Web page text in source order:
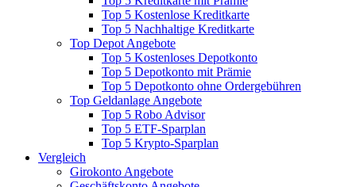
Top 5 Kostenlose Kreditkarte
Top 5 Nachhaltige Kreditkarte
Top Depot Angebote
Top 5 Kostenloses Depotkonto
Top 5 Depotkonto mit Prämie
Top 5 Depotkonto ohne Ordergebühren
Top Geldanlage Angebote
Top 5 Robo Advisor
Top 5 ETF-Sparplan
Top 5 Krypto-Sparplan
Vergleich
Girokonto Angebote